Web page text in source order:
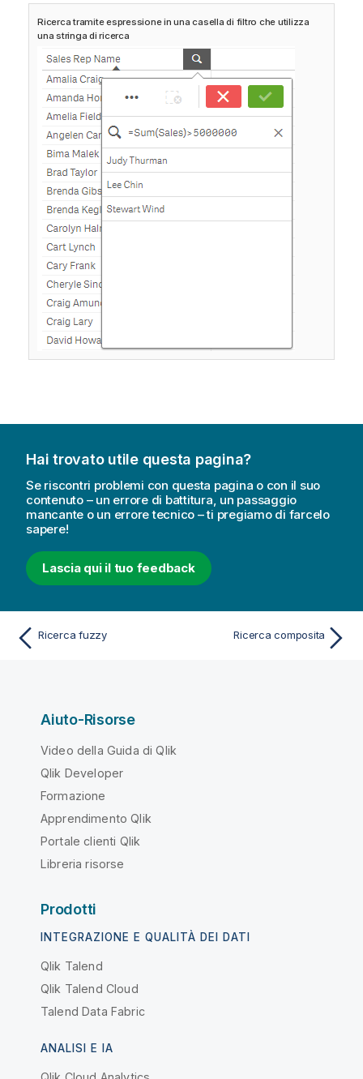
Ricerca tramite espressione in una casella di filtro che utilizza
una stringa di ricerca
Hai trovato utile questa pagina?
Se riscontri problemi con questa pagina o con il suo
contenuto – un errore di battitura, un passaggio
mancante o un errore tecnico – ti pregiamo di farcelo
sapere!
Lascia qui il tuo feedback
Ricerca fuzzy Ricerca composita
Aiuto-Risorse
Video della Guida di Qlik
Qlik Developer
Formazione
Apprendimento Qlik
Portale clienti Qlik
Libreria risorse
Prodotti
INTEGRAZIONE E QUALITÀ DEI DATI
Qlik Talend
Qlik Talend Cloud
Talend Data Fabric
ANALISI E IA